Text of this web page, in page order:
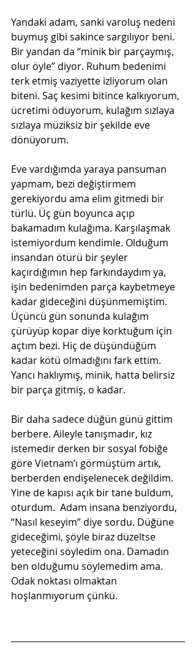
Yandaki adam, sanki varoluş nedeni
buymuş gibi sakince sargılıyor beni.
Bir yandan da “minik bir parçaymış,
olur öyle” diyor. Ruhum bedenimi
terk etmiş vaziyette izliyorum olan
biteni. Saç kesimi bitince kalkıyorum,
ücretimi ödüyorum, kulağım sızlaya
sızlaya müziksiz bir şekilde eve
dönüyorum.
Eve vardığımda yaraya pansuman
yapmam, bezi değiştirmem
gerekiyordu ama elim gitmedi bir
türlü. Üç gün boyunca açıp
bakamadım kulağıma. Karşılaşmak
istemiyordum kendimle. Olduğum
insandan ötürü bir şeyler
kaçırdığımın hep farkındaydım ya,
işin bedenimden parça kaybetmeye
kadar gideceğini düşünmemiştim.
Üçüncü gün sonunda kulağım
çürüyüp kopar diye korktuğum için
açtım bezi. Hiç de düşündüğüm
kadar kötü olmadığını fark ettim.
Yancı haklıymış, minik, hatta belirsiz
bir parça gitmiş, o kadar.
Bir daha sadece düğün günü gittim
berbere. Aileyle tanışmadır, kız
istemedir derken bir sosyal fobiğe
göre Vietnam’ı görmüştüm artık,
berberden endişelenecek değildim.
Yine de kapısı açık bir tane buldum,
oturdum.  Adam insana benziyordu,
“Nasıl keseyim” diye sordu. Düğüne
gideceğimi, şöyle biraz düzeltse
yeteceğini söyledim ona. Damadın
ben olduğumu söylemedim ama.
Odak noktası olmaktan
hoşlanmıyorum çünkü.